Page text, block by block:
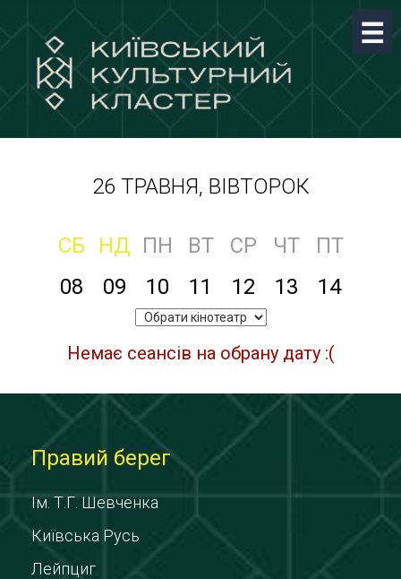
26 ТРАВНЯ, ВІВТОРОК
СБ НД ПН ВТ СР ЧТ
ПТ
08
09 10 11 12 13 14
Немає сеансів на обрану дату :(
Правий берег
Ім. Т.Г. Шевченка
Київська Русь
Лейпциг